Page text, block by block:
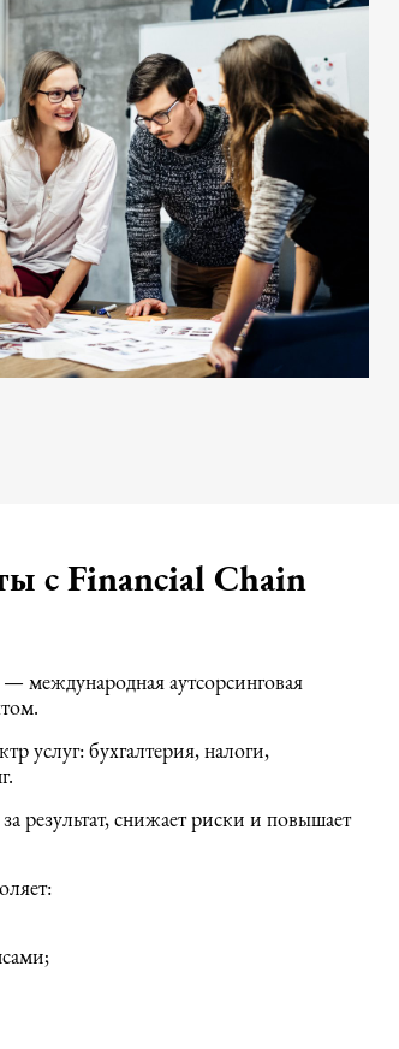
с Financial Chain
международная аутсорсинговая
услуг: бухгалтерия, налоги,
результат, снижает риски и повышает